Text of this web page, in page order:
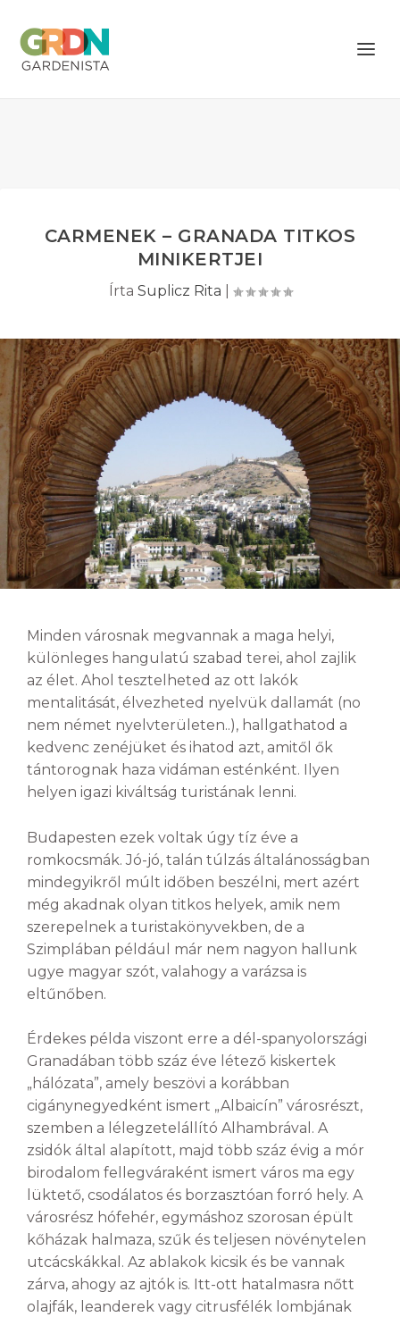
CARMENEK – GRANADA TITKOS
MINIKERTJEI
Írta Suplicz Rita
Minden városnak megvannak a maga helyi,
különleges hangulatú szabad terei, ahol zajlik
az élet. Ahol tesztelheted az ott lakók
mentalitását, élvezheted nyelvük dallamát (no
nem német nyelvterületen..), hallgathatod a
kedvenc zenéjüket és ihatod azt, amitől ők
tántorognak haza vidáman esténként. Ilyen
helyen igazi kiváltság turistának lenni.
Budapesten ezek voltak úgy tíz éve a
romkocsmák. Jó-jó, talán túlzás általánosságban
mindegyikről múlt időben beszélni, mert azért
még akadnak olyan titkos helyek, amik nem
szerepelnek a turistakönyvekben, de a
Szimplában például már nem nagyon hallunk
ugye magyar szót, valahogy a varázsa is
eltűnőben.
Érdekes példa viszont erre a dél-spanyolországi
Granadában több száz éve létező kiskertek
„hálózata”, amely beszövi a korábban
cigánynegyedként ismert „Albaicín” városrészt,
szemben a lélegzetelállító Alhambrával. A
zsidók által alapított, majd több száz évig a mór
birodalom fellegváraként ismert város ma egy
lüktető, csodálatos és borzasztóan forró hely. A
városrész hófehér, egymáshoz szorosan épült
kőházak halmaza, szűk és teljesen növénytelen
utcácskákkal. Az ablakok kicsik és be vannak
zárva, ahogy az ajtók is. Itt-ott hatalmasra nőtt
olajfák, leanderek vagy citrusfélék lombjának